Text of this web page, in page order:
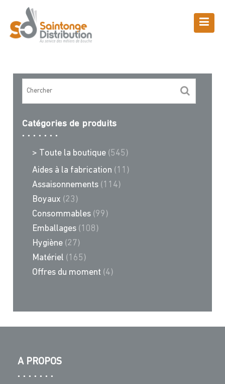
content
Boutique
Catégories de produits
> Toute la boutique (545)
Aides à la fabrication (11)
Assaisonnements (114)
Boyaux (23)
Consommables (99)
Emballages (108)
Hygiène (27)
Matériel (165)
Offres du moment (4)
A PROPOS